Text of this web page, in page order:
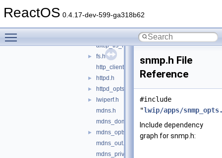
ReactOS 0.4.17-dev-599-ga318b62
▼ lwip
altcp_proxyconnect.h
altcp_tls_mbedtls_opts.h
►
fs.h
http_client.h
► httpd.h
► httpd_opts.h
►
lwiperf.h
mdns.h
mdns_domain.h
►
mdns_opts.h
mdns_out.h
mdns_priv.h
snmp.h File
Reference
#include
"lwip/apps/
Include dependency
graph for snmp.h: